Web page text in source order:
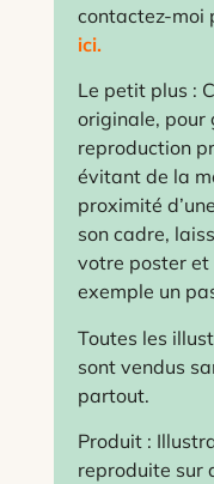
contactez-moi
ici.
Le petit plus :
originale, pour
reproduction
évitant de la
proximité
son cadre,
votre poster
exemple un
Toutes les
sont vendus
partout.
Produit :
reproduite sur